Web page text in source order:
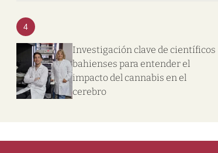
4
Investigación clave de científicos
bahienses para entender el
impacto del cannabis en el
cerebro